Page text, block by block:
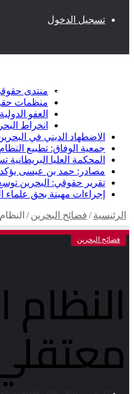
تسجيل الدخول
فيسبوك
منتدى حقوقي
منظمات
العفو
انخراط
الاضطهاد الديني في
جمعية الوفاق: تطبيع
المحكمة العليا
مصادر: حمد بن عيسى يؤكد
تقرير حقوقي: البحرين توسع
إجراءات مهينة بحق علماء
الرئيسية / فضائح البحرين /
فضائح البحرين